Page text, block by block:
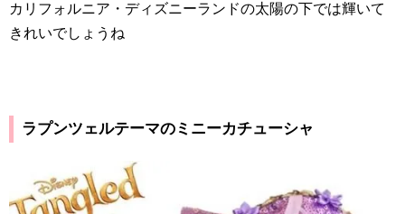
カリフォルニア・ディズニーランドの太陽の下では輝いて
きれいでしょうね
ラプンツェルテーマのミニーカチューシャ